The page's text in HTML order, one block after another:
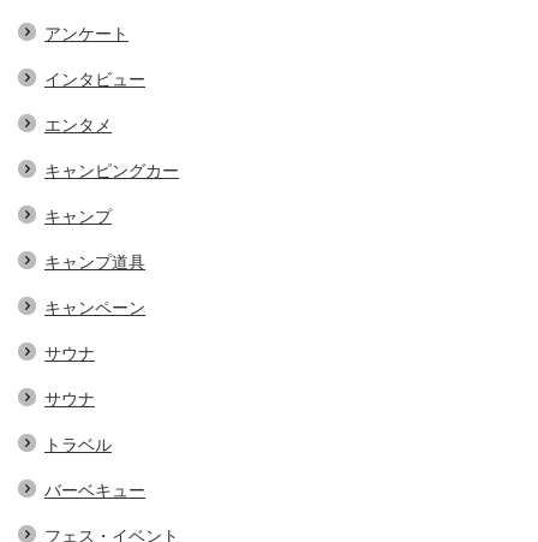
アンケート
インタビュー
エンタメ
キャンピングカー
キャンプ
キャンプ道具
キャンペーン
サウナ
サウナ
トラベル
バーベキュー
フェス・イベント